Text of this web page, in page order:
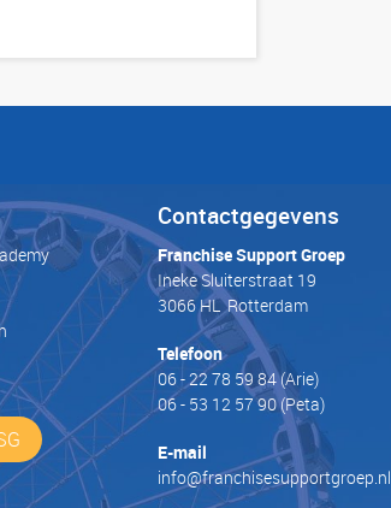
Contactgegevens
Franchise Support Groep
Ineke Sluiterstraat 19
3066 HL Rotterdam
Telefoon
06 - 22 78 59 84(Arie)
06 - 53 12 57 90(Peta)
E-mail
info@franchisesupportgroep.nl